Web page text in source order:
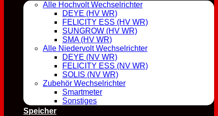
Alle Hochvolt Wechselrichter
DEYE (HV WR)
FELICITY ESS (HV WR)
SUNGROW (HV WR)
SMA (HV WR)
Alle Niedervolt Wechselrichter
DEYE (NV WR)
FELICITY ESS (NV WR)
SOLIS (NV WR)
Zubehör Wechselrichter
Smartmeter
Sonstiges
Speicher